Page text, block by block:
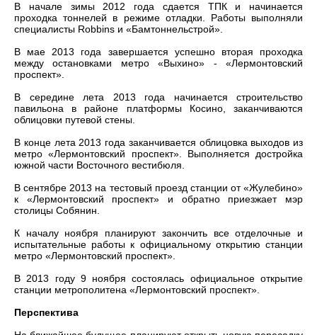
В начале зимы 2012 года сдается ТПК и начинается
проходка тоннелей в режиме отладки. Работы выполняли
специалисты Robbins и «Бамтоннельстрой».
В мае 2013 года завершается успешно вторая проходка
между остановками метро «Выхино» - «Лермонтовский
проспект».
В середине лета 2013 года начинается строительство
павильона в районе платформы Косино, заканчиваются
облицовки путевой стены.
В конце лета 2013 года заканчивается облицовка выходов из
метро «Лермонтовский проспект». Выполняется достройка
южной части Восточного вестибюля.
В сентябре 2013 на тестовый проезд станции от «Жулебино»
к «Лермонтовский проспект» и обратно приезжает мэр
столицы Собянин.
К началу ноября планируют закончить все отделочные и
испытательные работы к официальному открытию станции
метро «Лермонтовский проспект».
В 2013 году 9 ноября состоялась официальное открытие
станции метрополитена «Лермонтовский проспект».
Перспектива